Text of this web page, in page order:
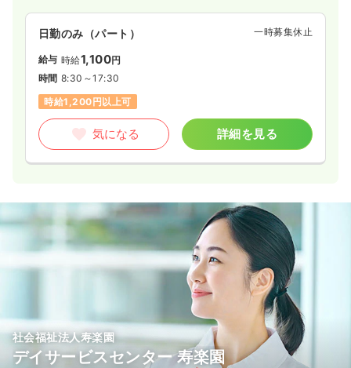
日勤のみ（パート） 一時募集休止
給与 時給1,100円
時間 8:30～17:30
時給1,200円以上可
気になる 詳細を見る
社会福祉法人寿楽園
デイサービスセンター 寿楽園